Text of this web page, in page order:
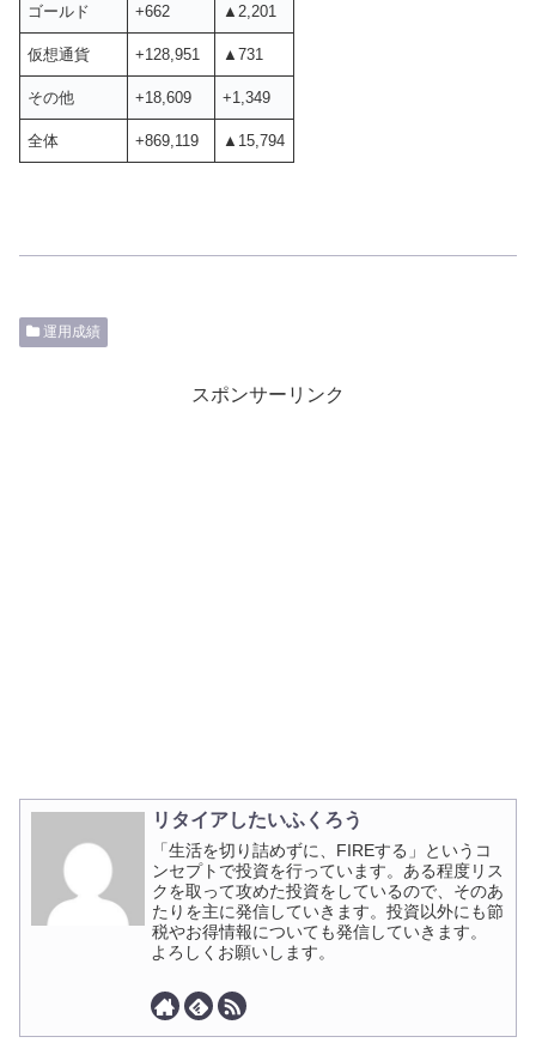
ゴールド +662 ▲2,201
仮想通貨 +128,951 ▲731
その他 +18,609 +1,349
全体 +869,119 ▲15,794
運用成績
スポンサーリンク
リタイアしたいふくろう
「生活を切り詰めずに、FIREする」というコ
ンセプトで投資を行っています。ある程度リス
クを取って攻めた投資をしているので、そのあ
たりを主に発信していきます。投資以外にも節
税やお得情報についても発信していきます。
よろしくお願いします。